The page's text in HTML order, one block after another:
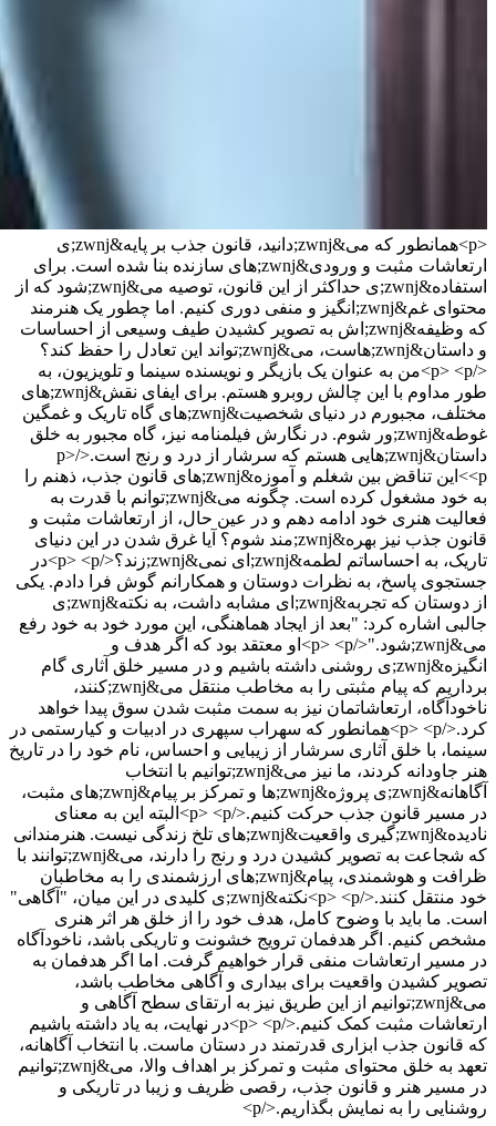
<p>همانطور که می&zwnj;دانید، قانون جذب بر پایه&zwnj;ی
ارتعاشات مثبت و ورودی&zwnj;های سازنده بنا شده است. برای
استفاده&zwnj;ی حداکثر از این قانون، توصیه می&zwnj;شود که از
محتوای غم&zwnj;انگیز و منفی دوری کنیم. اما چطور یک هنرمند
که وظیفه&zwnj;اش به تصویر کشیدن طیف وسیعی از احساسات
و داستان&zwnj;هاست، می&zwnj;تواند این تعادل را حفظ کند؟
</p> <p>من به عنوان یک بازیگر و نویسنده سینما و تلویزیون، به
طور مداوم با این چالش روبرو هستم. برای ایفای نقش&zwnj;های
مختلف، مجبورم در دنیای شخصیت&zwnj;های گاه تاریک و غمگین
غوطه&zwnj;ور شوم. در نگارش فیلمنامه نیز، گاه مجبور به خلق
داستان&zwnj;هایی هستم که سرشار از درد و رنج است.</p>
<p>این تناقض بین شغلم و آموزه&zwnj;های قانون جذب، ذهنم را
به خود مشغول کرده است. چگونه می&zwnj;توانم با قدرت به
فعالیت هنری خود ادامه دهم و در عین حال، از ارتعاشات مثبت و
قانون جذب نیز بهره&zwnj;مند شوم؟ آیا غرق شدن در این دنیای
تاریک، به احساساتم لطمه&zwnj;ای نمی&zwnj;زند؟</p> <p>در
جستجوی پاسخ، به نظرات دوستان و همکارانم گوش فرا دادم. یکی
از دوستان که تجربه&zwnj;ای مشابه داشت، به نکته&zwnj;ی
جالبی اشاره کرد: "بعد از ایجاد هماهنگی، این مورد خود به خود رفع
می&zwnj;شود."</p> <p>او معتقد بود که اگر هدف و
انگیزه&zwnj;ی روشنی داشته باشیم و در مسیر خلق آثاری گام
برداریم که پیام مثبتی را به مخاطب منتقل می&zwnj;کنند،
ناخودآگاه، ارتعاشاتمان نیز به سمت مثبت شدن سوق پیدا خواهد
کرد.</p> <p>همانطور که سهراب سپهری در ادبیات و کیارستمی در
سینما، با خلق آثاری سرشار از زیبایی و احساس، نام خود را در تاریخ
هنر جاودانه کردند، ما نیز می&zwnj;توانیم با انتخاب
آگاهانه&zwnj;ی پروژه&zwnj;ها و تمرکز بر پیام&zwnj;های مثبت،
در مسیر قانون جذب حرکت کنیم.</p> <p>البته این به معنای
نادیده&zwnj;گیری واقعیت&zwnj;های تلخ زندگی نیست. هنرمندانی
که شجاعت به تصویر کشیدن درد و رنج را دارند، می&zwnj;توانند با
ظرافت و هوشمندی، پیام&zwnj;های ارزشمندی را به مخاطبان
خود منتقل کنند.</p> <p>نکته&zwnj;ی کلیدی در این میان، "آگاهی"
است. ما باید با وضوح کامل، هدف خود را از خلق هر اثر هنری
مشخص کنیم. اگر هدفمان ترویج خشونت و تاریکی باشد، ناخودآگاه
در مسیر ارتعاشات منفی قرار خواهیم گرفت. اما اگر هدفمان به
تصویر کشیدن واقعیت برای بیداری و آگاهی مخاطب باشد،
می&zwnj;توانیم از این طریق نیز به ارتقای سطح آگاهی و
ارتعاشات مثبت کمک کنیم.</p> <p>در نهایت، به یاد داشته باشیم
که قانون جذب ابزاری قدرتمند در دستان ماست. با انتخاب آگاهانه،
تعهد به خلق محتوای مثبت و تمرکز بر اهداف والا، می&zwnj;توانیم
در مسیر هنر و قانون جذب، رقصی ظریف و زیبا در تاریکی و
روشنایی را به نمایش بگذاریم.</p>